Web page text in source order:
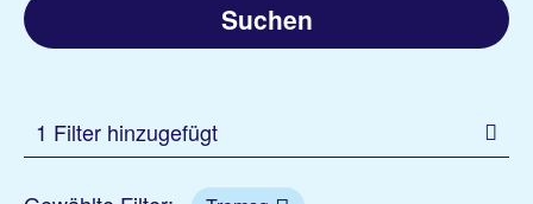
Suchen
1 Filter hinzugefügt